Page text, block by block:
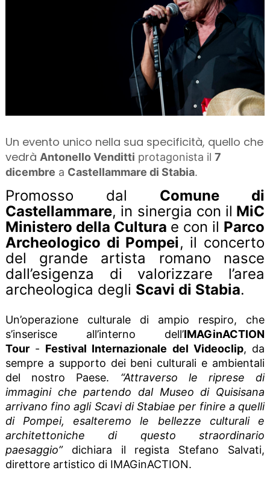
Un evento unico nella sua specificità, quello che
vedrà Antonello Venditti protagonista il 7
dicembre a Castellammare di Stabia.
Promosso dal
Comune di
Castellammare, in sinergia con il MiC
Ministero della Cultura e con il Parco
Archeologico di Pompei, il concerto
del grande artista romano nasce
dall’esigenza di valorizzare l’area
archeologica degli Scavi di Stabia.
Un’operazione culturale di ampio respiro, che
s’inserisce all’interno dell’IMAGinACTION
Tour- Festival Internazionale del Videoclip, da
sempre a supporto dei beni culturali e ambientali
del nostro Paese. “Attraverso le riprese di
immagini che partendo dal Museo di Quisisana
arrivano fino agli Scavi di Stabiae per finire a quelli
di Pompei, esalteremo le bellezze culturali e
architettoniche di questo straordinario
paesaggio” dichiara il regista Stefano Salvati,
direttore artistico di IMAGinACTION.